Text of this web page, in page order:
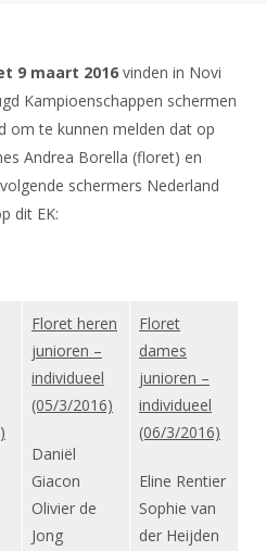
9 maart 2016 vinden in Novi
Kampioenschappen schermen
om te kunnen melden dat op
Andrea Borella (floret) en
schermers Nederland
dit EK:
Floret heren
junioren –
individueel
(05/3/2016)
Daniël
Giacon
Olivier de
Jong
Floret
dames
junioren –
individueel
(06/3/2016)
Eline Rentier
Sophie van
der Heijden